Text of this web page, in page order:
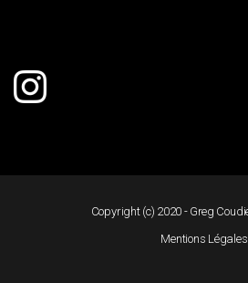
Copyright (c) 2020 - Greg
Mentions Légales